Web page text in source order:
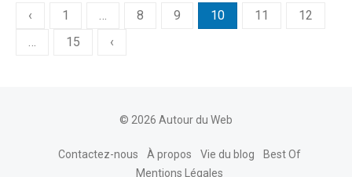
Pagination
‹ 1 … 8 9 10 11
12
…
15 ‹
© 2026 Autour du Web
Contactez-nous À propos Vie du blog
Best Of
Mentions Légales